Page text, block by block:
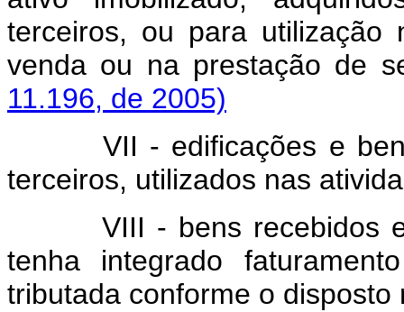
terceiros, ou para
venda ou na prestação de
11.196, de 2005)
VII - edificações e
terceiros, utilizados nas
VIII - bens recebidos em
tenha integrado
tributada conforme o disposto